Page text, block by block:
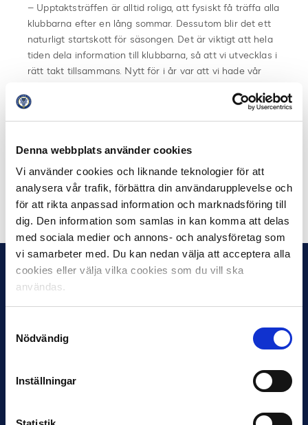
Denna webbplats använder cookies
Vi använder cookies och liknande teknologier för att
analysera vår trafik, förbättra din användarupplevelse och
för att rikta anpassad information och marknadsföring till
dig. Den information som samlas in kan komma att delas
med sociala medier och annons- och analysföretag som
vi samarbeter med. Du kan nedan välja att acceptera alla
cookies eller välja vilka cookies som du vill ska
användas.
Nödvändig
Inställningar
– Upptaktsträffen är alltid roliga, att fysiskt få träffa alla
klubbarna efter en lång sommar. Dessutom blir det ett
naturligt startskott för säsongen. Det är viktigt att hela
tiden dela information till klubbarna, så att vi utvecklas i
rätt takt tillsammans. Nytt för i år var att vi hade vår
Det gav chansen för klubbarna och domarna att träffas
under lite mer avslappnade former, berättar Lasse
Foto: Tobias BW Granberg
Dela på Facebook Dela på Twitter